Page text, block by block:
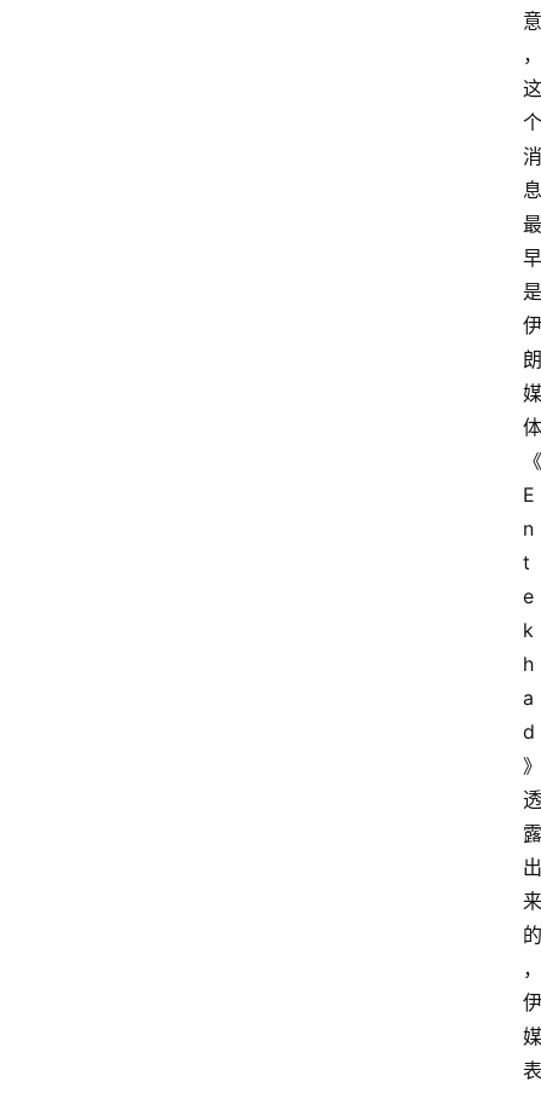
意
，
这
个
消
息
最
早
是
伊
朗
媒
体
《
E
n
t
e
k
h
a
d
》
透
露
出
来
的
，
伊
媒
表